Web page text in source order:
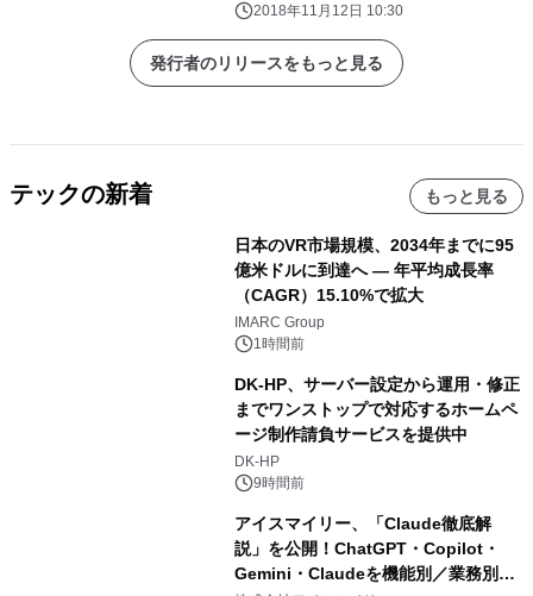
2018年11月12日 10:30
発行者のリリースをもっと見る
テックの新着 もっと見る
日本のVR市場規模、2034年までに95
億米ドルに到達へ ― 年平均成長率
（CAGR）15.10%で拡大
IMARC Group
1時間前
DK-HP、サーバー設定から運用・修正
までワンストップで対応するホームペ
ージ制作請負サービスを提供中
DK-HP
9時間前
アイスマイリー、「Claude徹底解
説」を公開！ChatGPT・Copilot・
Gemini・Claudeを機能別／業務別に